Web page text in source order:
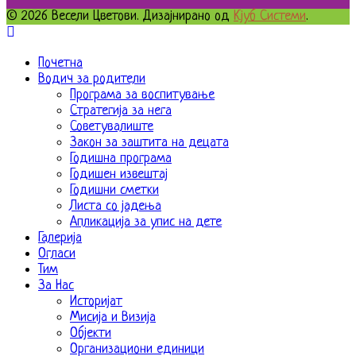
© 2026 Весели Цветови. Дизајнирано од Кјуб Системи.
Почетна
Водич за родители
Програма за воспитување
Стратегија за нега
Советувалиште
Закон за заштита на децата
Годишна програма
Годишен извештај
Годишни сметки
Листа со јадења
Апликација за упис на дете
Галерија
Огласи
Тим
За Нас
Историјат
Мисија и Визија
Објекти
Организациони единици